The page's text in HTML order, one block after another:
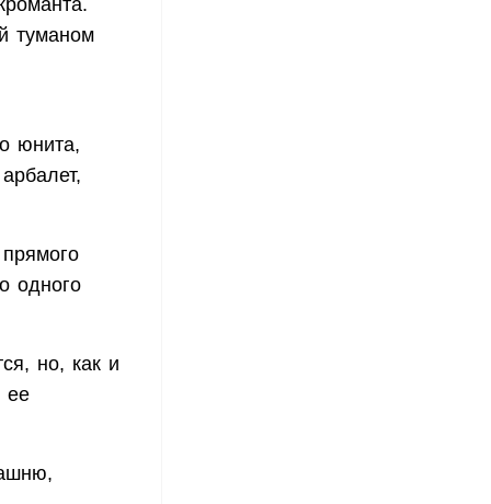
туманом
юнита,
одного
но, как и
ее